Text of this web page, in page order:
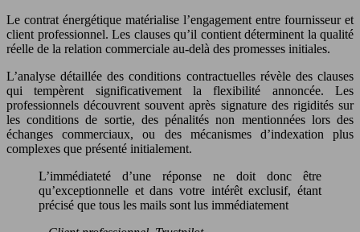
Le contrat énergétique matérialise l’engagement entre fournisseur et
client professionnel. Les clauses qu’il contient déterminent la qualité
réelle de la relation commerciale au-delà des promesses initiales.
L’analyse détaillée des conditions contractuelles révèle des clauses
qui tempèrent significativement la flexibilité annoncée. Les
professionnels découvrent souvent après signature des rigidités sur
les conditions de sortie, des pénalités non mentionnées lors des
échanges commerciaux, ou des mécanismes d’indexation plus
complexes que présenté initialement.
L’immédiateté d’une réponse ne doit donc être
qu’exceptionnelle et dans votre intérêt exclusif, étant
précisé que tous les mails sont lus immédiatement